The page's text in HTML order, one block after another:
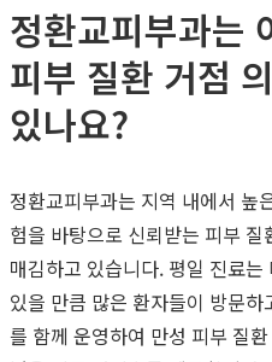
정환교피부과는
피부 질환 거점
있나요?
정환교피부과는 지역 내에서 높
험을 바탕으로 신뢰받는 피부
매김하고 있습니다. 평일 진료
있을 만큼 많은 환자들이 방문
를 함께 운영하여 만성 피부 질